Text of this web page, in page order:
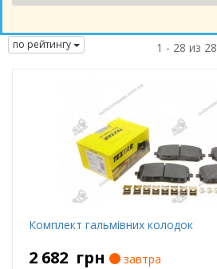
по рейтингу 1 - 28 из 28
Комплект гальмівних колодок
2 682 грн
завтра